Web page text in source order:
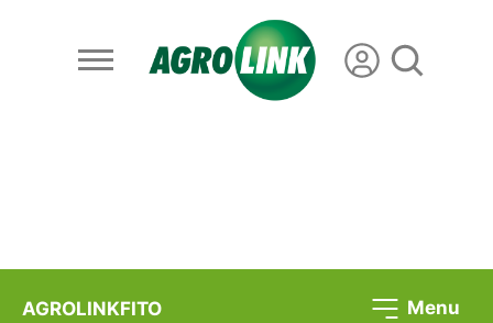
AGROLINKFITO Menu